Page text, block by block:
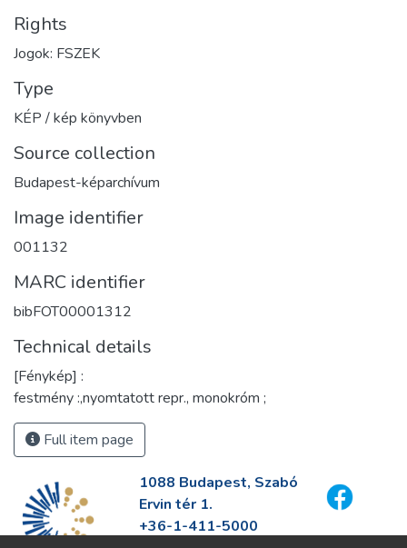
Rights
Jogok: FSZEK
Type
KÉP / kép könyvben
Source collection
Budapest-képarchívum
Image identifier
001132
MARC identifier
bibFOT00001312
Technical details
[Fénykép] :
festmény :,nyomtatott repr., monokróm ;
Full item page
1088 Budapest, Szabó
Ervin tér 1.
+36-1-411-5000